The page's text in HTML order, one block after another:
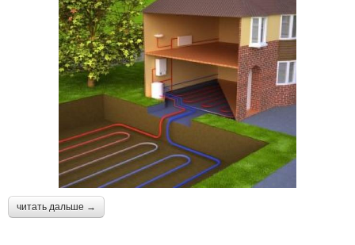
читать дальше →